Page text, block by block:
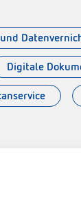
Digitale